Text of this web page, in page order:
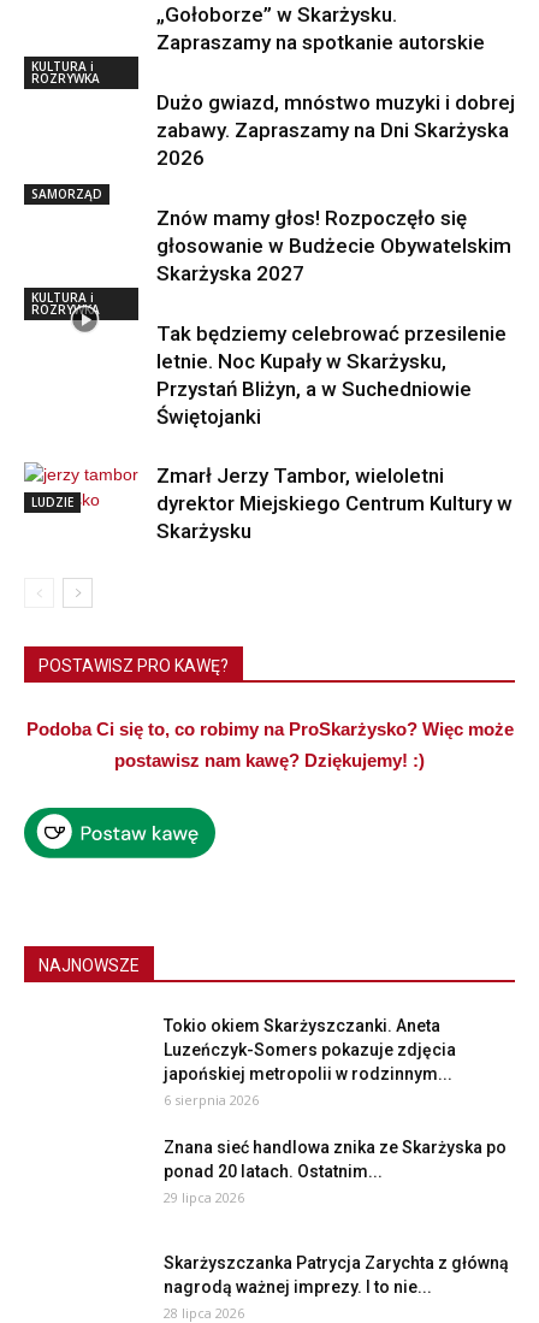
„Gołoborze” w Skarżysku.
Zapraszamy na spotkanie autorskie
KULTURA i
ROZRYWKA
Dużo gwiazd, mnóstwo muzyki i dobrej
zabawy. Zapraszamy na Dni Skarżyska
2026
SAMORZĄD
Znów mamy głos! Rozpoczęło się
głosowanie w Budżecie Obywatelskim
Skarżyska 2027
KULTURA i
ROZRYWKA
Tak będziemy celebrować przesilenie
letnie. Noc Kupały w Skarżysku,
Przystań Bliżyn, a w Suchedniowie
Świętojanki
LUDZIE
Zmarł Jerzy Tambor, wieloletni
dyrektor Miejskiego Centrum Kultury w
Skarżysku
POSTAWISZ PRO KAWĘ?
Podoba Ci się to, co robimy na ProSkarżysko? Więc może
postawisz nam kawę? Dziękujemy! :)
NAJNOWSZE
Tokio okiem Skarżyszczanki. Aneta
Luzeńczyk-Somers pokazuje zdjęcia
japońskiej metropolii w rodzinnym...
6 sierpnia 2026
Znana sieć handlowa znika ze Skarżyska po
ponad 20 latach. Ostatnim...
29 lipca 2026
Skarżyszczanka Patrycja Zarychta z główną
nagrodą ważnej imprezy. I to nie...
28 lipca 2026